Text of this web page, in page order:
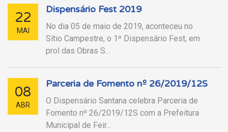
22
MAI
Dispensário Fest 2019
No dia 05 de maio de 2019, aconteceu no
Sítio Campestre, o 1º Dispensário Fest, em
prol das Obras S...
08
ABR
Parceria de Fomento nº 26/2019/12S
O Dispensário Santana celebra Parceria de
Fomento nº 26/2019/12S com a Prefeitura
Municipal de Feir...